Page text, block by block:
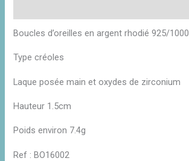
Boucles d’oreilles en argent rhodié 925/1000
Type créoles
Laque posée main et oxydes de zirconium
Hauteur 1.5cm
Poids environ 7.4g
Ref : BO16002